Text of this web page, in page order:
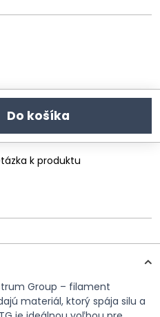
Do košíka
k produktu
Group – filament
materiál, ktorý spája silu a